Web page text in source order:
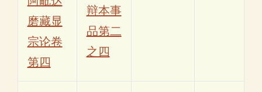
磨藏显
宗论卷
第四
辩本事
品第二
之四